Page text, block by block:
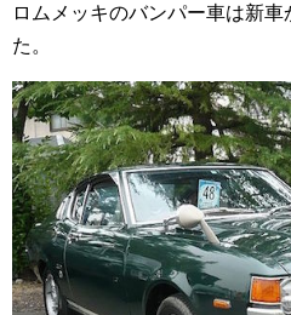
ロムメッキのバンパー車は新
た。